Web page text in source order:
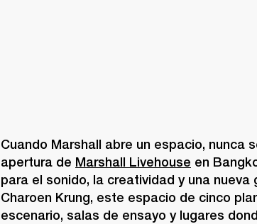
Cuando Marshall abre un espacio, nunca
apertura de Marshall Livehouse en
para el sonido, la creatividad y una
Charoen Krung, este espacio de cinco
escenario, salas de ensayo y lugares